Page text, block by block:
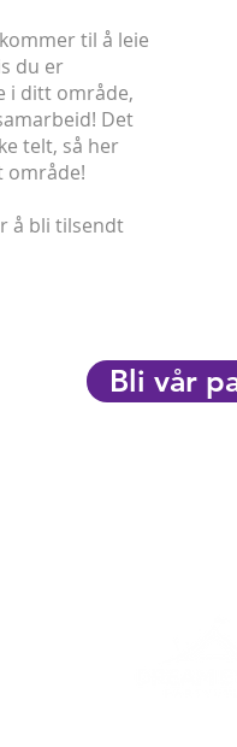
til å leie
du er
i ditt område,
Det
telt, så her
område!
å bli tilsendt
Bli vår